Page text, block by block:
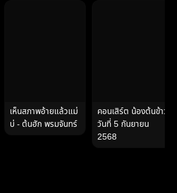
เห็นสภาพอ้ายแล้วแม่
บ่ - ต้นฮัก พรมจันทร์
คอนเสิร์ต น้องต้นข้าว
วันที่ 5 กันยายน
2568